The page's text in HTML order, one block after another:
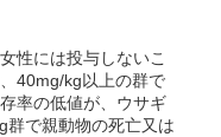
性には投与しないこ
40mg/kg以上の群で
率の低値が、ウサギ
群で親動物の死亡又は